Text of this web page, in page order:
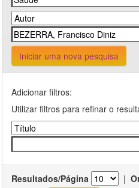
Iniciar uma nova pesquisa
Adicionar filtros:
Utilizar filtros para refinar o
Resultados/Página |